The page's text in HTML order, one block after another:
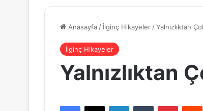
Anasayfa / İlginç Hikayeler /Yalnızlıktan
İlginç Hikayeler
Yalnızlıktan
Facebook
X LinkedInTumblr Pinterest